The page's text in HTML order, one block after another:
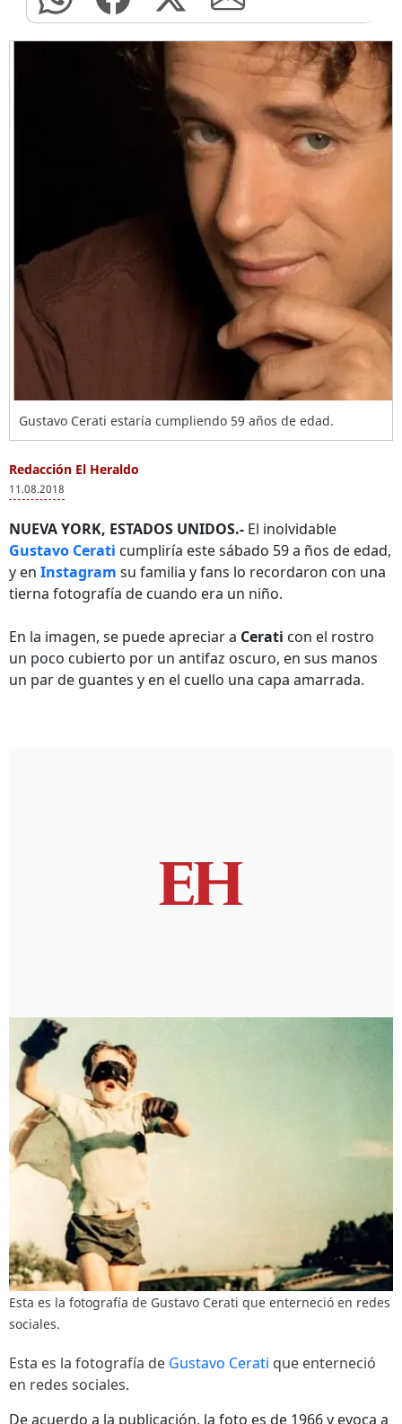
Gustavo Cerati estaría cumpliendo 59 años de edad.
Redacción El Heraldo
11.08.2018
NUEVA YORK, ESTADOS UNIDOS.- El inolvidable
Gustavo Cerati cumpliría este sábado 59 a ños de edad,
y en Instagram su familia y fans lo recordaron con una
tierna fotografía de cuando era un niño.
En la imagen, se puede apreciar a Cerati con el rostro
un poco cubierto por un antifaz oscuro, en sus manos
un par de guantes y en el cuello una capa amarrada.
Esta es la fotografía de Gustavo Cerati que enterneció en redes
sociales.
Esta es la fotografía de Gustavo Cerati que enterneció
en redes sociales.
De acuerdo a la publicación, la foto es de 1966 y evoca a